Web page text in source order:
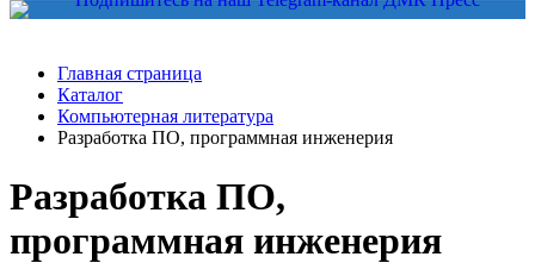
Главная страница
Каталог
Компьютерная литература
Разработка ПО, программная инженерия
Разработка ПО,
программная инженерия